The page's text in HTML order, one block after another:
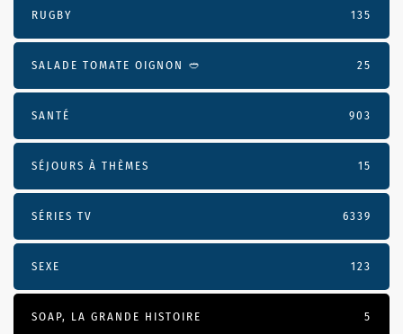
RUGBY 135
SALADE TOMATE OIGNON 🥙 25
SANTÉ 903
SÉJOURS À THÈMES 15
SÉRIES TV 6339
SEXE 123
SOAP, LA GRANDE HISTOIRE 5